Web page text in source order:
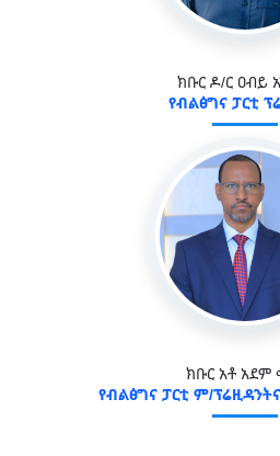
ክቡር ዶ/ር ዐብይ
የብልፅግና ፓርቲ
ክቡር አቶ አደም
የብልፅግና ፓርቲ ም/